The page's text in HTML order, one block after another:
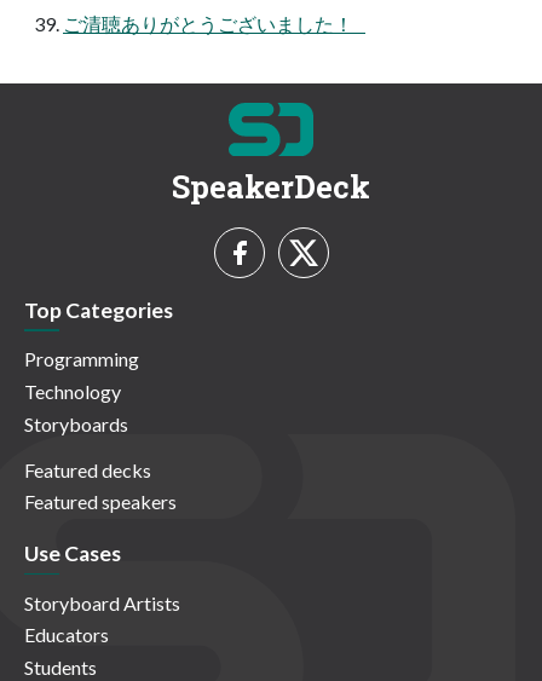
ご清聴ありがとうございました！
SpeakerDeck
Top Categories
Programming
Technology
Storyboards
Featured decks
Featured speakers
Use Cases
Storyboard Artists
Educators
Students